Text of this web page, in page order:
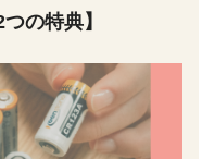
の特典】